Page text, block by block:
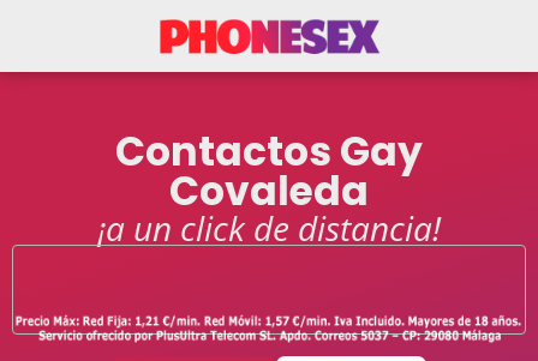
Contactos Gay
Covaleda
¡a un click de distancia!